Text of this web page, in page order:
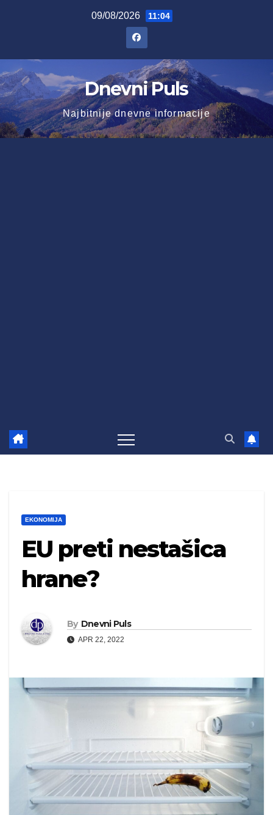
09/08/2026 11:04
Dnevni Puls
Najbitnije dnevne informacije
EKONOMIJA
EU preti nestašica
hrane?
By Dnevni Puls
APR 22, 2022